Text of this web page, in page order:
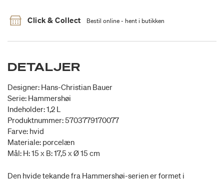
Click & Collect Bestil online - hent i butikken
DETALJER
Designer: Hans-Christian Bauer
Serie: Hammershøi
Indeholder: 1,2 L
Produktnummer: 5703779170077
Farve: hvid
Materiale: porcelæn
Mål: H: 15 x B: 17,5 x Ø 15 cm
Den hvide tekande fra Hammershøi-serien er formet i